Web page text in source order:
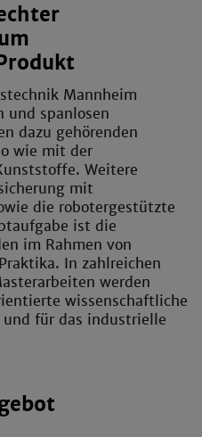
Mannheim
und spanlosen
dazu gehörenden
wie mit der
Weitere
mit
die robotergestützte
ist die
im Rahmen von
In zahlreichen
werden
wissenschaftliche
für das industrielle